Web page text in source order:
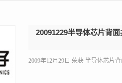
20091229半导体芯片背
2009年12月29日 荣获 半导体芯片